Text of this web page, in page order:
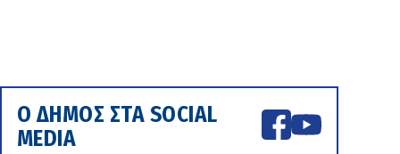
Ο ΔΗΜΟΣ ΣΤΑ SOCIAL
MEDIA